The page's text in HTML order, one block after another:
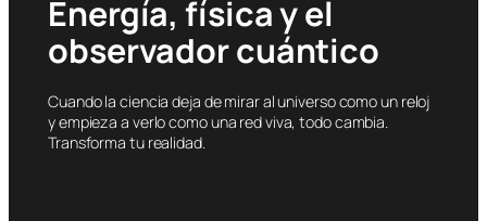
Energía, física y el
observador cuántico
Cuando la ciencia deja de mirar al universo como un reloj
y empieza a verlo como una red viva, todo cambia.
Transforma tu realidad.